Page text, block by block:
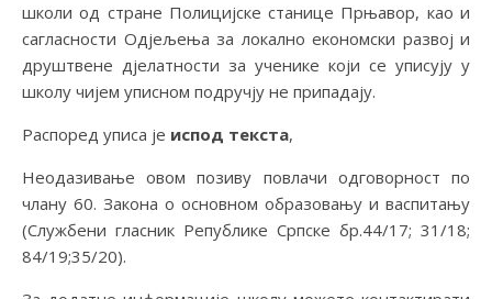
школи од стране Полицијске станице Прњавор, као и
сагласности Одјељења за локално економски развој и
друштвене дјелатности за ученике који се уписују у
школу чијем уписном подручју не припадају.
Распоред уписа је испод текста,
Неодазивање овом позиву повлачи одговорност по
члану 60. Закона о основном образовању и васпитању
(Службени гласник Републике Српске бр.44/17; 31/18;
84/19;35/20).